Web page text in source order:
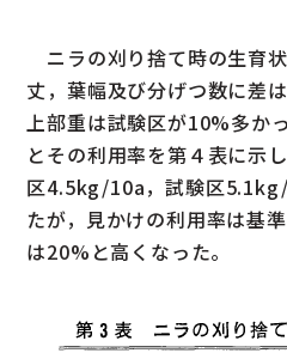
ニラの刈り捨て時の生育
丈，葉幅及び分げつ数に差
上部重は試験区が10%多か
とその利用率を第４表に示
区4.5kg/10a，試験区
たが，見かけの利用率は基
は20%と高くなった。